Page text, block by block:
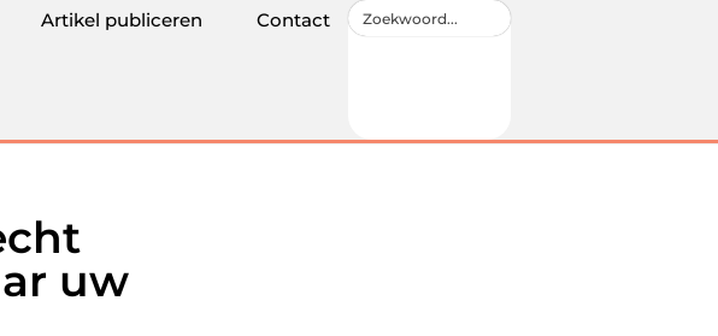
Artikel publiceren Contact
uw